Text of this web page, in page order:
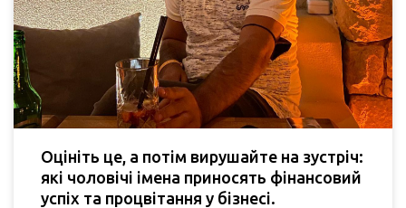
Оцініть це, а потім вирушайте на зустріч:
які чоловічі імена приносять фінансовий
успіх та процвітання у бізнесі.